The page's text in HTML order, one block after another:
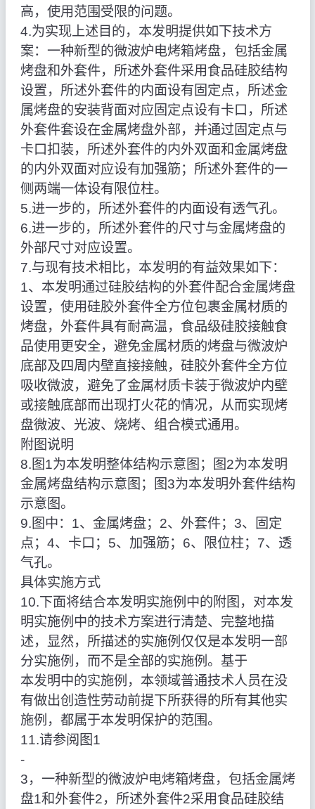
高，使用范围受限的问题。
4.为实现上述目的，本发明提供如下技术方
案：一种新型的微波炉电烤箱烤盘，包括金属
烤盘和外套件，所述外套件采用食品硅胶结构
设置，所述外套件的内面设有固定点，所述金
属烤盘的安装背面对应固定点设有卡口，所述
外套件套设在金属烤盘外部，并通过固定点与
卡口扣装，所述外套件的内外双面和金属烤盘
的内外双面对应设有加强筋；所述外套件的一
侧两端一体设有限位柱。
5.进一步的，所述外套件的内面设有透气孔。
6.进一步的，所述外套件的尺寸与金属烤盘的
外部尺寸对应设置。
7.与现有技术相比，本发明的有益效果如下：
1、本发明通过硅胶结构的外套件配合金属烤盘
设置，使用硅胶外套件全方位包裹金属材质的
烤盘，外套件具有耐高温，食品级硅胶接触食
品使用更安全，避免金属材质的烤盘与微波炉
底部及四周内壁直接接触，硅胶外套件全方位
吸收微波，避免了金属材质卡装于微波炉内壁
或接触底部而出现打火花的情况，从而实现烤
盘微波、光波、烧烤、组合模式通用。
附图说明
8.图1为本发明整体结构示意图；图2为本发明
金属烤盘结构示意图；图3为本发明外套件结构
示意图。
9.图中：1、金属烤盘；2、外套件；3、固定
点；4、卡口；5、加强筋；6、限位柱；7、透
气孔。
具体实施方式
10.下面将结合本发明实施例中的附图，对本发
明实施例中的技术方案进行清楚、完整地描
述，显然，所描述的实施例仅仅是本发明一部
分实施例，而不是全部的实施例。基于
本发明中的实施例，本领域普通技术人员在没
有做出创造性劳动前提下所获得的所有其他实
施例，都属于本发明保护的范围。
11.请参阅图1
‑
3，一种新型的微波炉电烤箱烤盘，包括金属烤
盘1和外套件2，所述外套件2采用食品硅胶结